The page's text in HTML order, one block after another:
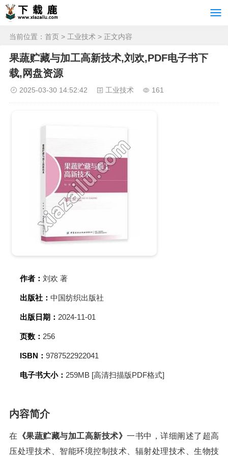
当前位置： 首页 > 工业技术 > 正文内容
果蔬贮藏与加工高新技术,刘欢,PDF电子书下
载,网盘资源
2025-03-30 14:52:42 工业技术 161
作者： 刘欢 著
出版社： 中国纺织出版社
出版日期： 2024-11-01
页数： 256
ISBN： 9787522922041
电子书大小： 259MB [高清扫描版PDF格式]
内容简介
在 《果蔬贮藏与加工高新技术》 一书中，详细阐述了超高
压处理技术、智能环境控制技术、辐射处理技术、生物技